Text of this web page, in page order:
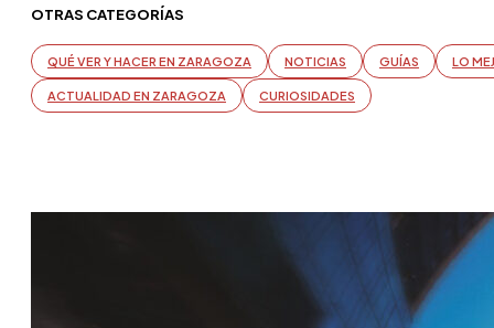
OTRAS CATEGORÍAS
QUÉ VER Y HACER EN ZARAGOZA NOTICIAS GUÍAS LO
ACTUALIDAD EN ZARAGOZA CURIOSIDADES